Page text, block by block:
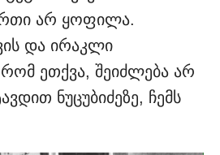
არ ყოფილა.
და ირაკლი
რომ ეთქვა, შეიძლება არ
ნუცუბიძეზე, ჩემს